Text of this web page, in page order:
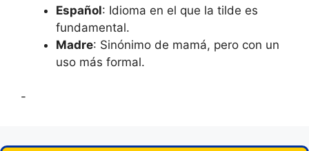
Español: Idioma en el que la tilde es
fundamental.
Madre: Sinónimo de mamá, pero con un
uso más formal.
-